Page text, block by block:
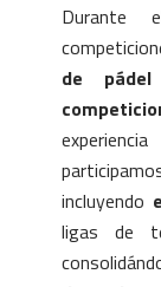
Durante
de
incluyendo
ligas de